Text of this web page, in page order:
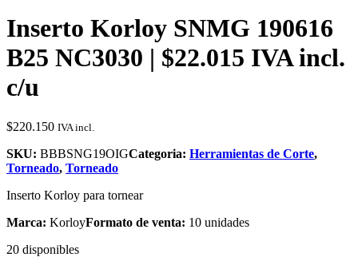
Inserto Korloy SNMG 190616
B25 NC3030 | $22.015 IVA incl.
c/u
$220.150 IVA incl.
SKU: BBBSNG19OIGCategoria: Herramientas de Corte,
Torneado, Torneado
Inserto Korloy para tornear
Marca: KorloyFormato de venta: 10 unidades
20 disponibles